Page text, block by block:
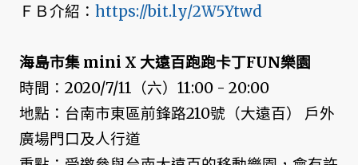
ＦＢ介紹： https://bit.ly/2W5Ytwd
海島市集 mini X 大遠百跑跑卡丁FUN樂園
時間：2020/7/11（六）11:00 - 20:00
地點：台南市東區前鋒路210號（大遠百） 戶外
廣場門口及人行道